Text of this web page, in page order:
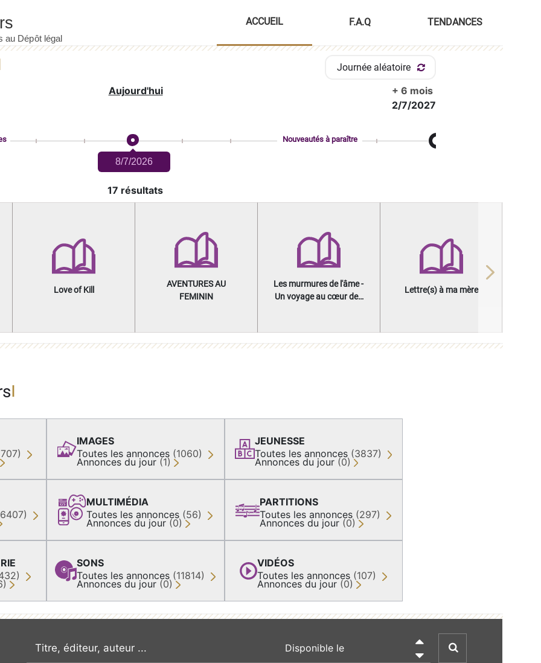
ACCUEIL F.A.Q TENDANCES
Journée aléatoire
Aujourd'hui
+ 6 mois
2/7/2027
8/7/2026
Nouveautés à paraître
17 résultats
Love of Kill
AVENTURES AU
FEMININ
Les murmures de l'âme -
Un voyage au cœur des
Lettre(s) à ma mère
Next
IMAGES
Toutes les annonces (1060)
Annonces du jour (1)
MULTIMÉDIA
Toutes les annonces (56)
Annonces du jour (0)
SONS
Toutes les annonces (11814)
Annonces du jour (0)
JEUNESSE
Toutes les annonces (3837)
Annonces du jour (0)
PARTITIONS
Toutes les annonces (297)
Annonces du jour (0)
VIDÉOS
Toutes les annonces (107)
Annonces du jour (0)
recherche par mot clé
